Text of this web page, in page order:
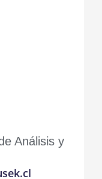
Análisis y